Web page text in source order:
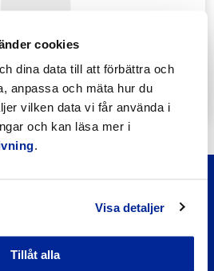
cookies
dina data till att förbättra och
anpassa och mäta hur du
vilken data vi får använda i
och kan läsa mer i
.
Visa detaljer
Tillåt alla
sekreterare
430 6640